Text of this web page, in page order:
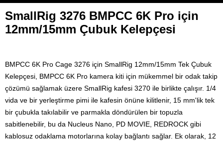
SmallRig 3276 BMPCC 6K Pro için
12mm/15mm Çubuk Kelepçesi
BMPCC 6K Pro Cage 3276 için SmallRig 12mm/15mm Tek Çubuk
Kelepçesi, BMPCC 6K Pro kamera kiti için mükemmel bir odak takip
çözümü sağlamak üzere SmallRig kafesi 3270 ile birlikte çalışır. 1/4
vida ve bir yerleştirme pimi ile kafesin önüne kilitlenir, 15 mm'lik tek
bir çubukla takılabilir ve parmakla döndürülen bir topuzla
sabitlenebilir, bu da Nucleus Nano, PD MOVIE, REDROCK gibi
kablosuz odaklama motorlarına kolay bağlantı sağlar. Ek olarak, 12